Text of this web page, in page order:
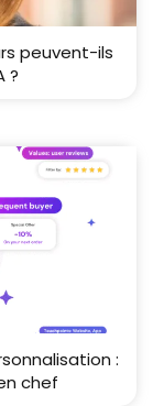
peuvent-ils
?
:
chef